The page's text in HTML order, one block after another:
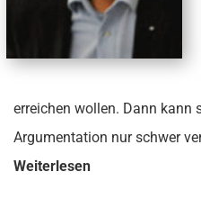
erreichen wollen. Dann kann
Argumentation nur schwer
Weiterlesen